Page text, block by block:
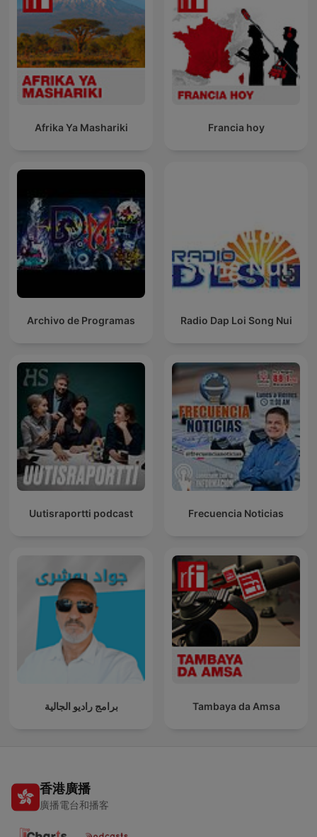
Afrika Ya Mashariki Francia hoy
Archivo de Programas Radio Dap Loi Song Nui
Uutisraportti podcast Frecuencia Noticias
برامج راديو الجالية Tambaya da Amsa
香港廣播
廣播電台和播客